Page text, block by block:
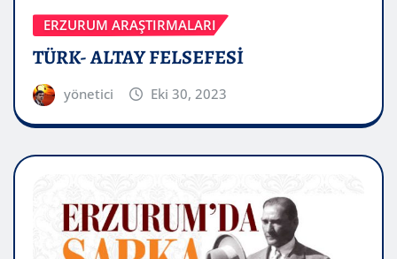
ERZURUM ARAŞTIRMALARI
TÜRK- ALTAY FELSEFESİ
yönetici Eki 30, 2023